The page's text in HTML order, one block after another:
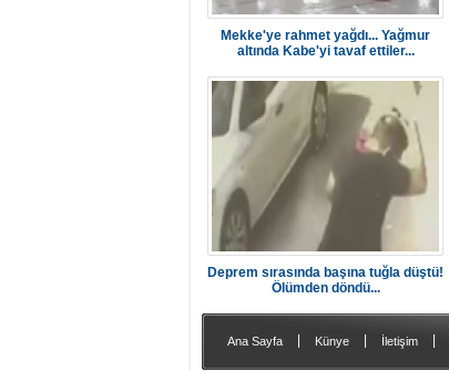
Mekke'ye rahmet yağdı... Yağmur
altında Kabe'yi tavaf ettiler...
Deprem sırasında başına tuğla düştü!
Ölümden döndü...
Ana Sayfa Künye İletişim